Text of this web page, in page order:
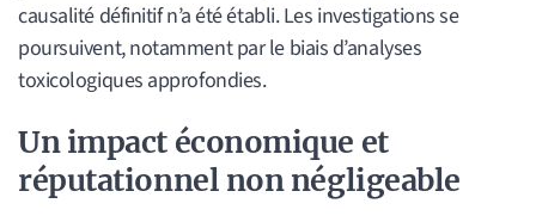
causalité définitif n’a été établi. Les investigations se
poursuivent, notamment par le biais d’analyses
toxicologiques approfondies.
Un impact économique et
réputationnel non négligeable